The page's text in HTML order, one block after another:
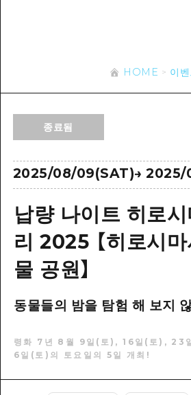
사이클링
나이트 라이프
세계유산
배움과 체험
기준
치유
아키(安芸)
빈고(備後)
게이호쿠(芸北)
야마구치(山口)현
반나절
1박 2일
아키(安芸)
미야지마(宮島) 주
야마구치(山口)현
에히메(愛媛)현
목록
접근
보조 트래픽 요약
시설 혼잡 상황
히로시마
HIROSHIMA
자원봉사 가이드
HOME
HOME 이
종료됨
2025/08/09(SAT)→2025/
납량 나이트 히로
리 2025 【히로시
물 공원】
동물들의 밤을 탐험 해 보지
령화 7년 8월 9일(토), 16일(토), 23
6일(토)의 토요일의 5일 개최!